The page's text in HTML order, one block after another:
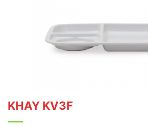
KHAY KV3F